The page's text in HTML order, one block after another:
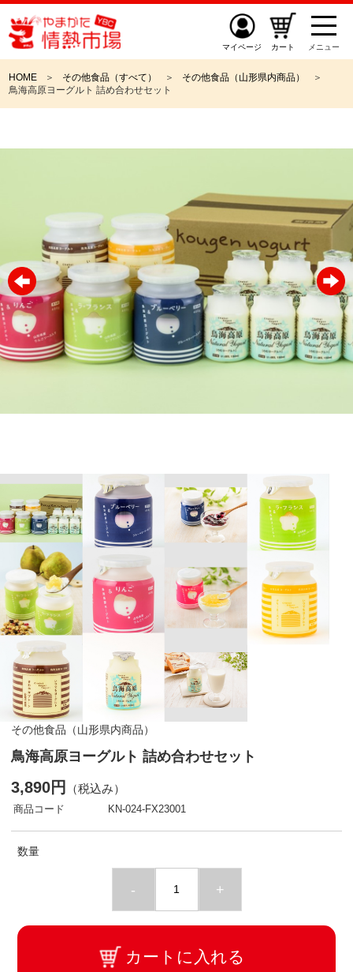
マイページ カート メニュー
HOME その他食品（すべて）
その他食品（山形県内商品）
鳥海高原ヨーグルト 詰め合わせセット
その他食品（山形県内商品）
鳥海高原ヨーグルト 詰め合わせセット
3,890円 （税込み）
商品コード KN-024-FX23001
数量
- +
カートに入れる